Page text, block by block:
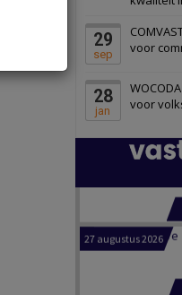
29
sep
voor
28
jan
voor
22 september 2026
28 september 2026